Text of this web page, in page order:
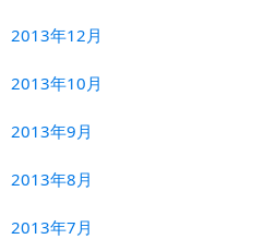
2013年12月
2013年10月
2013年9月
2013年8月
2013年7月